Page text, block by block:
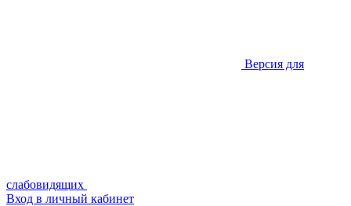
Версия для
слабовидящих
Вход в личный кабинет